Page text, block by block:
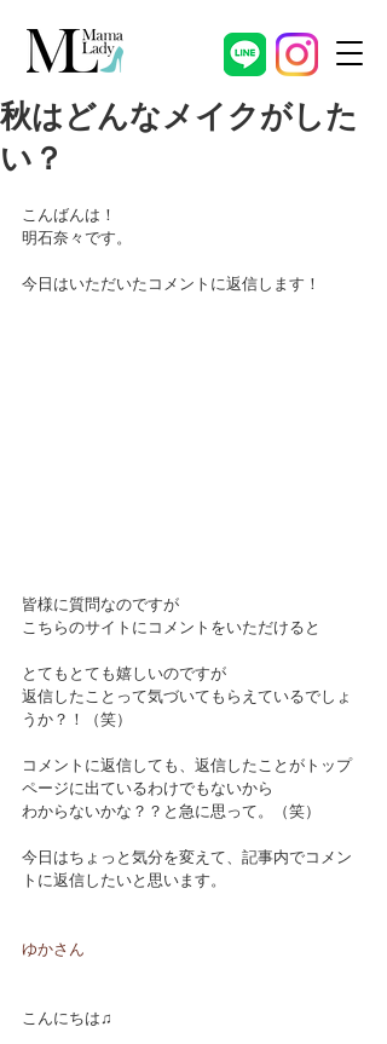
秋はどんなメイクがした
い？
こんばんは！
明石奈々です。
今日はいただいたコメントに返信します！
皆様に質問なのですが
こちらのサイトにコメントをいただけると
とてもとても嬉しいのですが
返信したことって気づいてもらえているでしょ
うか？！（笑）
コメントに返信しても、返信したことがトップ
ページに出ているわけでもないから
わからないかな？？と急に思って。（笑）
今日はちょっと気分を変えて、記事内でコメン
トに返信したいと思います。
ゆかさん
こんにちは♫